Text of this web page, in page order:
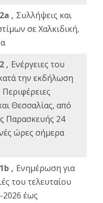
, Συλλήψεις και
σε Χαλκιδική,
, Ενέργειες του
την εκδήλωση
Θεσσαλίας, από
Παρασκευής 24
ώρες σήμερα
, Ενημέρωση για
του τελευταίου
έως